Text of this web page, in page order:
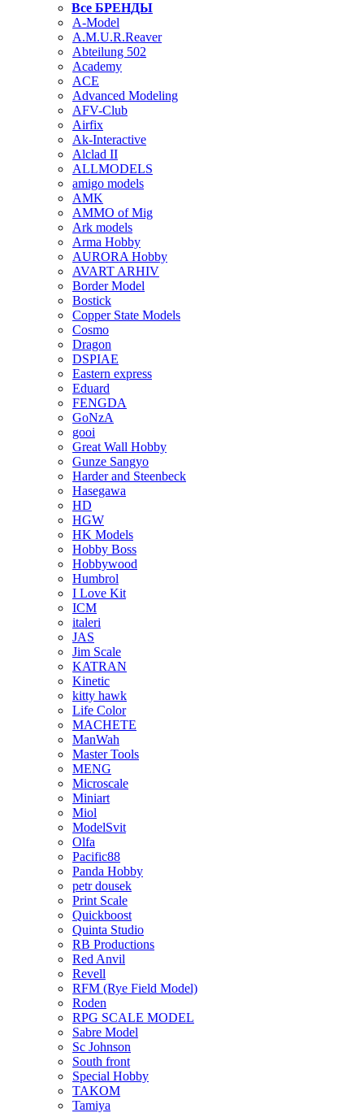
Все БРЕНДЫ
A-Model
A.M.U.R.Reaver
Abteilung 502
Academy
ACE
Advanced Modeling
AFV-Club
Airfix
Ak-Interactive
Alclad II
ALLMODELS
amigo models
AMK
AMMO of Mig
Ark models
Arma Hobby
AURORA Hobby
AVART ARHIV
Border Model
Bostick
Copper State Models
Cosmo
Dragon
DSPIAE
Eastern express
Eduard
FENGDA
GoNzA
gooi
Great Wall Hobby
Gunze Sangyo
Harder and Steenbeck
Hasegawa
HD
HGW
HK Models
Hobby Boss
Hobbywood
Humbrol
I Love Kit
ICM
italeri
JAS
Jim Scale
KATRAN
Kinetic
kitty hawk
Life Color
MACHETE
ManWah
Master Tools
MENG
Microscale
Miniart
Miol
ModelSvit
Olfa
Pacific88
Panda Hobby
petr dousek
Print Scale
Quickboost
Quinta Studio
RB Productions
Red Anvil
Revell
RFM (Rye Field Model)
Roden
RPG SCALE MODEL
Sabre Model
Sc Johnson
South front
Special Hobby
TAKOM
Tamiya